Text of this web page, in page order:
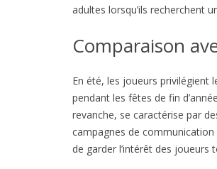
adultes lorsqu’ils recherchent
Comparaison
En été, les joueurs privilégient
pendant les fêtes de fin
revanche, se caractérise par
campagnes de
de garder l’intérêt des joueurs